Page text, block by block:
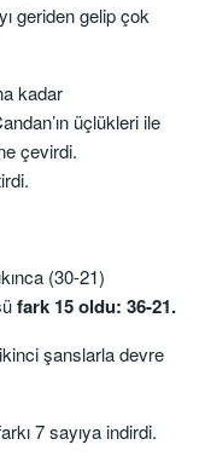
geriden gelip çok
kadar
üçlükleri ile
çevirdi.
(30-21)
fark 15 oldu: 36-21.
şanslarla devre
7 sayıya indirdi.